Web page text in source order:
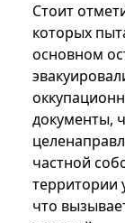
Стоит
которых
основном
документы,
частной
территории
что